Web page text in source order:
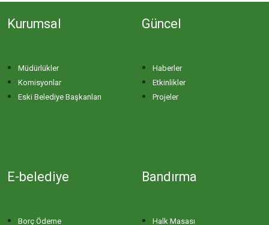
DOĞANPINAR MAHALLESİ
DUTLİMAN MAHALLESİ
Kurumsal
Müdürlükler
Komisyonlar
Eski Belediye Başkanları
Güncel
Haberler
Etkinlikler
Projeler
E-belediye
Borç Ödeme
Bandırma
Halk Masası